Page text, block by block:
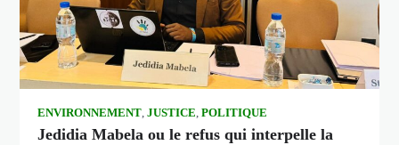
ENVIRONNEMENT,JUSTICE,POLITIQUE
Jedidia Mabela ou le refus qui interpelle la